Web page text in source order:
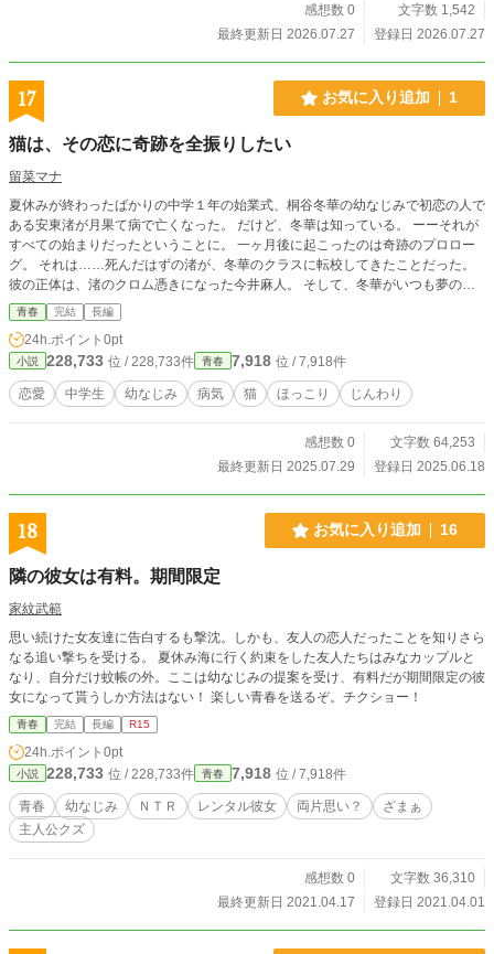
感想数 0
文字数 1,542
最終更新日 2026.07.27
登録日 2026.07.27
17 お気に入り追加 1
猫は、その恋に奇跡を全振りしたい
留菜マナ
夏休みが終わったばかりの中学１年の始業式、桐谷冬華の幼なじみで初恋の人で
ある安東渚が月果て病で亡くなった。 だけど、冬華は知っている。 ーーそれが
すべての始まりだったということに。 一ヶ月後に起こったのは奇跡のプロロー
グ。 それは……死んだはずの渚が、冬華のクラスに転校してきたことだった。
彼の正体は、渚のクロム憑きになった今井麻人。 そして、冬華がいつも夢の中
で会っていた『渚に似た男の子』でもあった。 それは待ち焦がれた、二度と会
えないと思っていた愛しい人との再会。 彼が本物じゃなくてもいい。 それで
も、冬華は彼のそばにいたいと思った。 出会いと別れは、誰にも避けがたく訪
れるものだから。 少しずつ、確実に。 だからこそ、冬華はもう一度、渚に恋を
したいと願った。 クロム憑きと猫がくれた、この奇跡の中でーー。
青春 完結 長編
24h.ポイント 0pt
小説 228,733 位 / 228,733件 青春 7,918 位 / 7,918件
恋愛 中学生 幼なじみ 病気 猫 ほっこり じんわり
感想数 0
文字数 64,253
最終更新日 2025.07.29
登録日 2025.06.18
18 お気に入り追加 16
隣の彼女は有料。期間限定
家紋武範
思い続けた女友達に告白するも撃沈。しかも、友人の恋人だったことを知りさら
なる追い撃ちを受ける。 夏休み海に行く約束をした友人たちはみなカップルと
なり、自分だけ蚊帳の外。ここは幼なじみの提案を受け、有料だが期間限定の彼
女になって貰うしか方法はない！ 楽しい青春を送るぞ。チクショー！
青春 完結 長編 R15
24h.ポイント 0pt
小説 228,733 位 / 228,733件 青春 7,918 位 / 7,918件
青春 幼なじみ ＮＴＲ レンタル彼女 両片思い？
ざまぁ
主人公クズ
感想数 0
文字数 36,310
最終更新日 2021.04.17
登録日 2021.04.01